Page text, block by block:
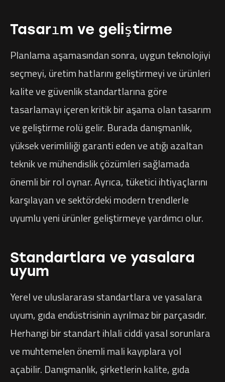
Tasarım ve geliştirme
Planlama aşamasından sonra, uygun teknolojiyi
seçmeyi, üretim hatlarını geliştirmeyi ve ürünleri
kalite ve güvenlik standartlarına göre
tasarlamayı içeren kritik bir aşama olan tasarım
ve geliştirme rolü gelir. Burada danışmanlık,
yüksek verimliliği garanti eden ve atığı azaltan
teknik ve mühendislik çözümleri sağlamada
önemli bir rol oynar. Ayrıca, tüketici ihtiyaçlarını
karşılayan ve sektördeki modern trendlerle
uyumlu yeni ürünler geliştirmeye yardımcı olur.
Standartlara ve yasalara
uyum
Yerel ve uluslararası standartlara ve yasalara
uyum, gıda endüstrisinin ayrılmaz bir parçasıdır.
Herhangi bir standart ihlali ciddi yasal sorunlara
ve muhtemelen önemli mali kayıplara yol
açabilir. Danışmanlık, şirketlerin kalite, gıda